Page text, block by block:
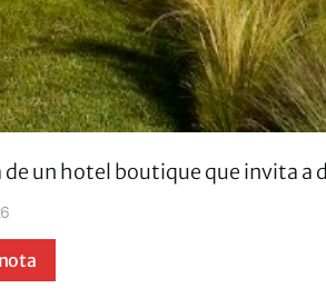
de un hotel boutique que invita a